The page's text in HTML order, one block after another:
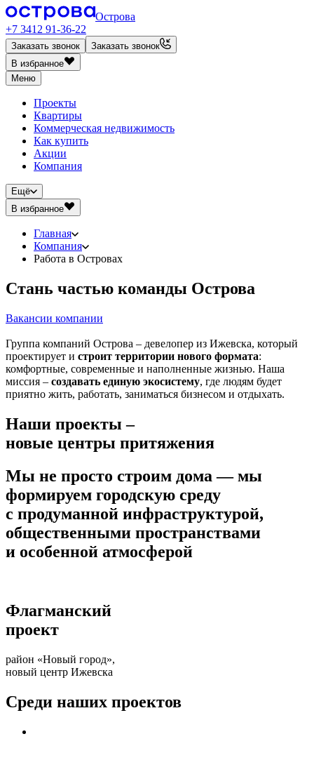
Острова
+7 3412 91-36-22
Заказать звонок
Заказать звонок
В избранное
Меню
Проекты
Квартиры
Коммерческая недвижимость
Как купить
Акции
Компания
Ещё
В избранное
Главная
Компания
Работа в Островах
Стань частью команды Острова
Вакансии компании
Группа компаний Острова – девелопер из Ижевска, который
проектирует и строит территории нового формата:
комфортные, современные и наполненные жизнью. Наша
миссия – создавать единую экосистему, где людям будет
приятно жить, работать, заниматься бизнесом и отдыхать.
Наши проекты –
новые центры притяжения
Мы не просто строим дома — мы
формируем городскую среду
с продуманной инфраструктурой,
общественными пространствами
и особенной атмосферой
Флагманский
проект
район «Новый город»,
новый центр Ижевска
Среди наших проектов